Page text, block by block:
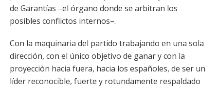
de Garantías –el órgano donde se arbitran los
posibles conflictos internos–.
Con la maquinaria del partido trabajando en una sola
dirección, con el único objetivo de ganar y con la
proyección hacia fuera, hacia los españoles, de ser un
líder reconocible, fuerte y rotundamente respaldado